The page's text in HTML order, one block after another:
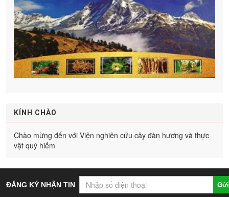
KÍNH CHÀO
Chào mừng đến với Viện nghiên cứu cây đàn hương và thực
vật quý hiếm
ĐĂNG KÝ NHẬN TIN Gửi